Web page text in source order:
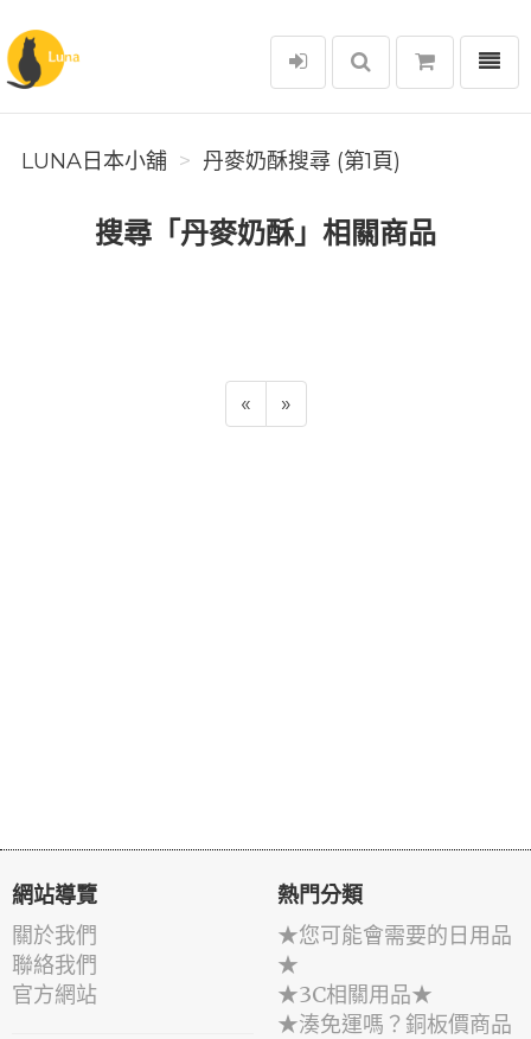
Luna日本小舖
選單
LUNA日本小舖 丹麥奶酥搜尋 (第1頁)
搜尋「丹麥奶酥」相關商品
« »
網站導覽
關於我們
聯絡我們
官方網站
熱門分類
★您可能會需要的日用品
★
★3C相關用品★
★湊免運嗎？銅板價商品